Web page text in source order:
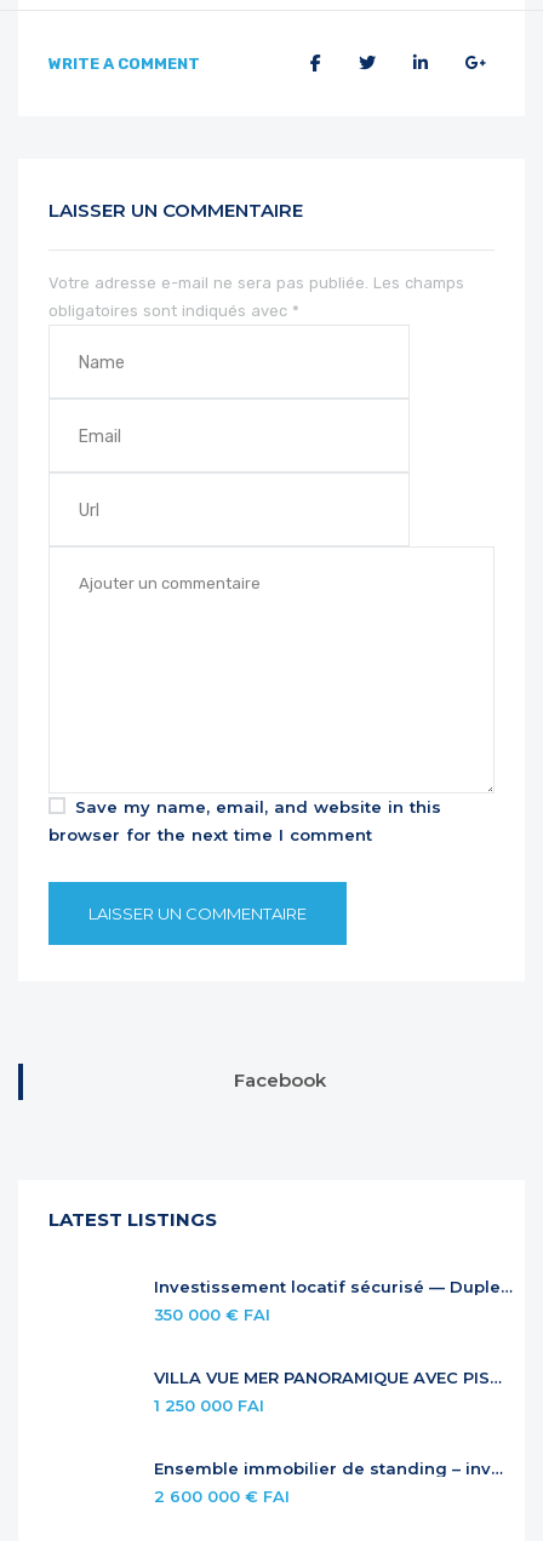
WRITE A COMMENT
LAISSER UN COMMENTAIRE
Votre adresse e-mail ne sera pas publiée. Les champs
obligatoires sont indiqués avec *
Save my name, email, and website in this
browser for the next time I comment
Facebook
LATEST LISTINGS
Investissement locatif sécurisé — Duplex à Anse Marcel
350 000 € FAI
VILLA VUE MER PANORAMIQUE AVEC PISCINE À DÉBORDEMENT
1 250 000 FAI
Ensemble immobilier de standing – investissement locatif premium
2 600 000 € FAI